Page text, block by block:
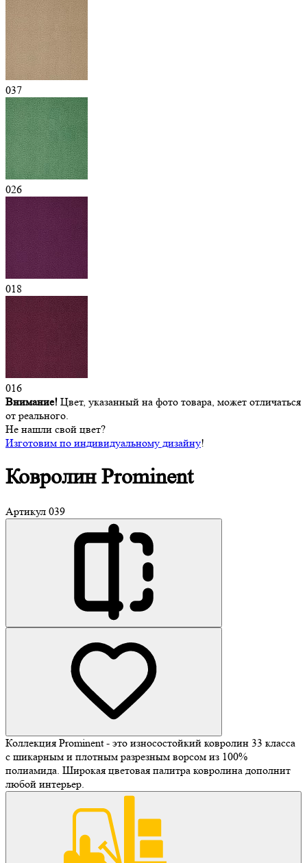
037
026
018
016
Внимание! Цвет, указанный на фото товара, может отличаться
от реального.
Не нашли свой цвет?
Изготовим по индивидуальному дизайну!
КовролинProminent
Артикул 039
Коллекция Prominent - это износостойкий ковролин 33 класса
с шикарным и плотным разрезным ворсом из 100%
полиамида. Широкая цветовая палитра ковролина дополнит
любой интерьер.